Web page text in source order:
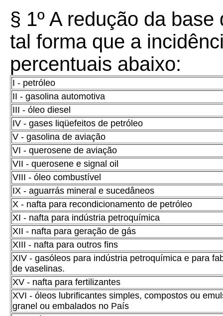
§ 1º A redução da
tal forma que a
percentuais abaixo:
I - petróleo
II - gasolina automotiva
III - óleo diesel
IV - gases liqüefeitos de petróleo
V - gasolina de aviação
VI - querosene de aviação
VII - querosene e signal oil
VIII - óleo combustível
IX - aguarrás mineral e sucedâneos
X - nafta para recondicionamento de petróleo
XI - nafta para indústria petroquímica
XII - nafta para geração de gás
XIII - nafta para outros fins
XIV - gasóleos para indústria petroquímica e para
de vaselinas.
XV - nafta para fertilizantes
XVI - óleos lubrificantes simples, compostos ou
granel ou embalados no País